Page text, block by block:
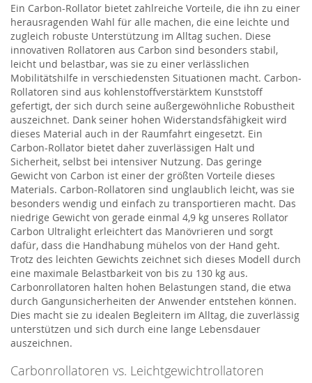
Ein Carbon-Rollator bietet zahlreiche Vorteile, die ihn zu einer
herausragenden Wahl für alle machen, die eine leichte und
zugleich robuste Unterstützung im Alltag suchen. Diese
innovativen Rollatoren aus Carbon sind besonders stabil,
leicht und belastbar, was sie zu einer verlässlichen
Mobilitätshilfe in verschiedensten Situationen macht. Carbon-
Rollatoren sind aus kohlenstoffverstärktem Kunststoff
gefertigt, der sich durch seine außergewöhnliche Robustheit
auszeichnet. Dank seiner hohen Widerstandsfähigkeit wird
dieses Material auch in der Raumfahrt eingesetzt. Ein
Carbon-Rollator bietet daher zuverlässigen Halt und
Sicherheit, selbst bei intensiver Nutzung. Das geringe
Gewicht von Carbon ist einer der größten Vorteile dieses
Materials. Carbon-Rollatoren sind unglaublich leicht, was sie
besonders wendig und einfach zu transportieren macht. Das
niedrige Gewicht von gerade einmal 4,9 kg unseres Rollator
Carbon Ultralight erleichtert das Manövrieren und sorgt
dafür, dass die Handhabung mühelos von der Hand geht.
Trotz des leichten Gewichts zeichnet sich dieses Modell durch
eine maximale Belastbarkeit von bis zu 130 kg aus.
Carbonrollatoren halten hohen Belastungen stand, die etwa
durch Gangunsicherheiten der Anwender entstehen können.
Dies macht sie zu idealen Begleitern im Alltag, die zuverlässig
unterstützen und sich durch eine lange Lebensdauer
auszeichnen.
Carbonrollatoren vs. Leichtgewichtrollatoren